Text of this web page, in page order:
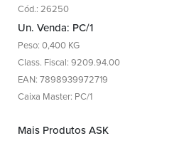
Cód.: 26250
Un. Venda: PC/1
Peso: 0,400 KG
Class. Fiscal: 9209.94.00
EAN: 7898939972719
Caixa Master: PC/1
Mais Produtos ASK